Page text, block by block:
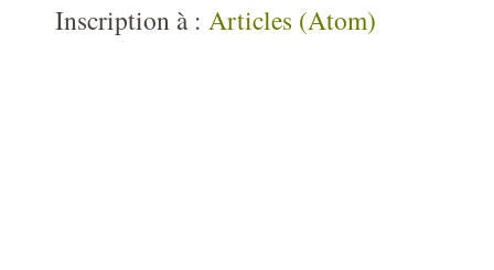
Inscription à : Articles (Atom)